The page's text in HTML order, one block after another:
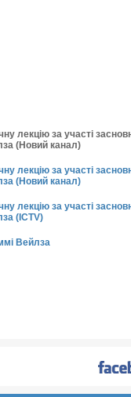
лекцію за участі
(Новий канал)
лекцію за участі
(Новий канал)
лекцію за участі
(ICTV)
Вейлза